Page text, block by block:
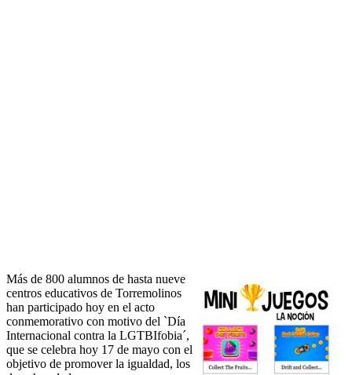
Más de 800 alumnos de hasta nueve
centros educativos de Torremolinos
han participado hoy en el acto
conmemorativo con motivo del `Día
Internacional contra la LGTBIfobia´,
que se celebra hoy 17 de mayo con el
objetivo de promover la igualdad, los